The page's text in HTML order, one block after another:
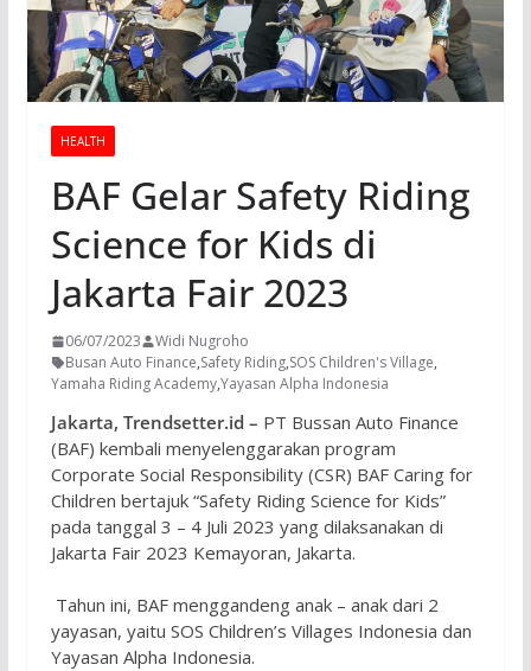
HEALTH
BAF Gelar Safety Riding
Science for Kids di
Jakarta Fair 2023
06/07/2023
Widi Nugroho
Busan Auto Finance,Safety Riding,SOS Children's Village,
Yamaha Riding Academy,Yayasan Alpha Indonesia
Jakarta, Trendsetter.id – PT Bussan Auto Finance
(BAF) kembali menyelenggarakan program
Corporate Social Responsibility (CSR) BAF Caring for
Children bertajuk “Safety Riding Science for Kids”
pada tanggal 3 – 4 Juli 2023 yang dilaksanakan di
Jakarta Fair 2023 Kemayoran, Jakarta.
Tahun ini, BAF menggandeng anak – anak dari 2
yayasan, yaitu SOS Children’s Villages Indonesia dan
Yayasan Alpha Indonesia.